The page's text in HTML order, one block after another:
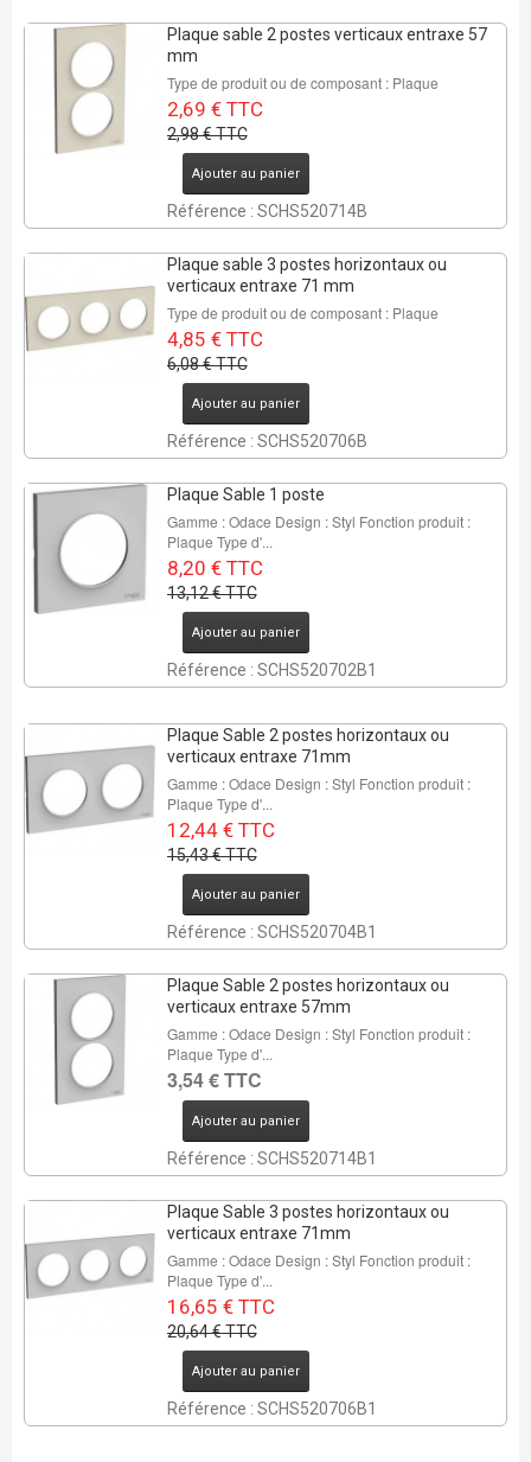
Plaque sable 2 postes verticaux entraxe 57
mm
Type de produit ou de composant : Plaque
2,69 € TTC
2,98 € TTC
Ajouter au panier
Référence : SCHS520714B
Plaque sable 3 postes horizontaux ou
verticaux entraxe 71 mm
Type de produit ou de composant : Plaque
4,85 € TTC
6,08 € TTC
Ajouter au panier
Référence : SCHS520706B
Plaque Sable 1 poste
Gamme : Odace Design : Styl Fonction produit :
Plaque Type d'...
8,20 € TTC
13,12 € TTC
Ajouter au panier
Référence : SCHS520702B1
Plaque Sable 2 postes horizontaux ou
verticaux entraxe 71mm
Gamme : Odace Design : Styl Fonction produit :
Plaque Type d'...
12,44 € TTC
15,43 € TTC
Ajouter au panier
Référence : SCHS520704B1
Plaque Sable 2 postes horizontaux ou
verticaux entraxe 57mm
Gamme : Odace Design : Styl Fonction produit :
Plaque Type d'...
3,54 € TTC
Ajouter au panier
Référence : SCHS520714B1
Plaque Sable 3 postes horizontaux ou
verticaux entraxe 71mm
Gamme : Odace Design : Styl Fonction produit :
Plaque Type d'...
16,65 € TTC
20,64 € TTC
Ajouter au panier
Référence : SCHS520706B1